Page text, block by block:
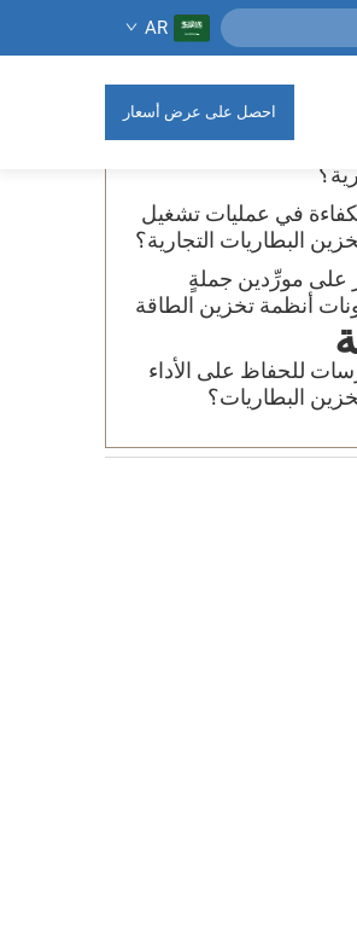
AR
احصل على عرض أسعار
لتحسين عمليات
لأنظمة تخزين
في عمليات تشغيل
البطاريات التجارية؟
على مورِّدين جملةٍ
أنظمة تخزين الطاقة
للحفاظ على الأداء
البطاريات؟